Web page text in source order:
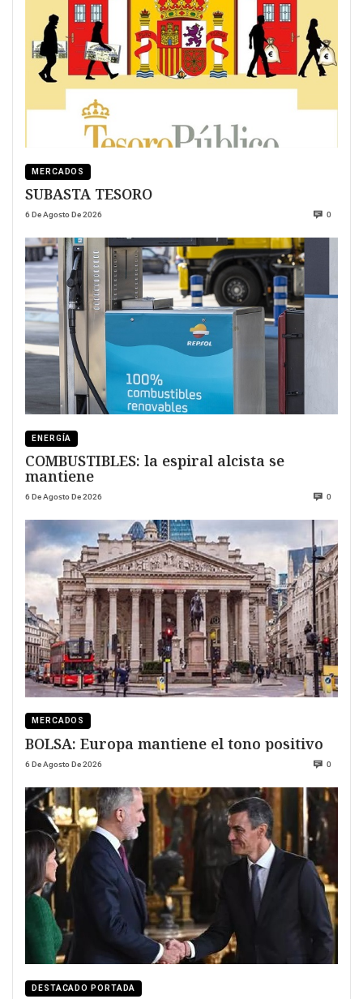
MERCADOS
SUBASTA TESORO
6 De Agosto De 2026 0
ENERGÍA
COMBUSTIBLES: la espiral alcista se
mantiene
6 De Agosto De 2026 0
MERCADOS
BOLSA: Europa mantiene el tono positivo
6 De Agosto De 2026 0
DESTACADO PORTADA